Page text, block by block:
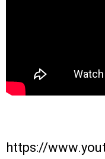
https://